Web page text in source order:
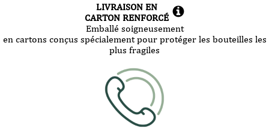
LIVRAISON EN
CARTON RENFORCÉ
Emballé soigneusement
en cartons conçus spécialement pour protéger les bouteilles les
plus fragiles